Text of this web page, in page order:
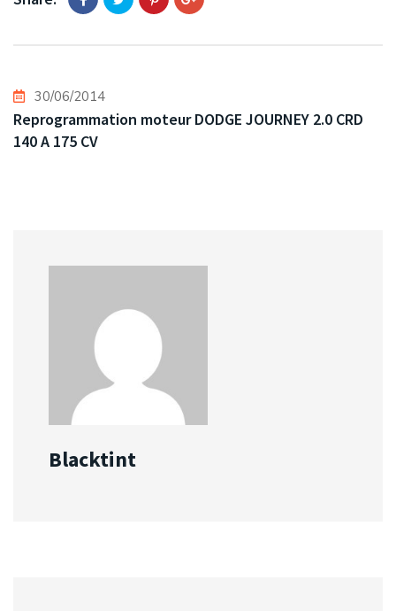
30/06/2014
Reprogrammation moteur DODGE JOURNEY 2.0 CRD
140 A 175 CV
Blacktint